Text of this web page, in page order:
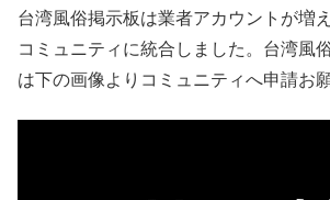
台湾風俗掲示板は業者アカウントが増
コミュニティに統合しました。台湾風
は下の画像よりコミュニティへ申請お